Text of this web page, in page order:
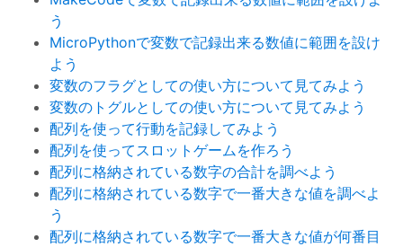
う
MicroPythonで変数で記録出来る数値に範囲を設け
よう
変数のフラグとしての使い方について見てみよう
変数のトグルとしての使い方について見てみよう
配列を使って行動を記録してみよう
配列を使ってスロットゲームを作ろう
配列に格納されている数字の合計を調べよう
配列に格納されている数字で一番大きな値を調べよ
う
配列に格納されている数字で一番大きな値が何番目